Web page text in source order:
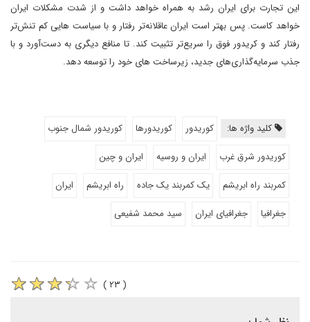
این تجارت برای ایران رشد به همراه خواهد داشت و از شدت مشکلات ایران
خواهد کاست. پس بهتر است ایران عاقلانه‌تر رفتار و با سیاست هایی کم تنش‌تر
رفتار کند و کریدور فوق را سریع‌تر تثبیت کند. تا منافع دیگری به دست‌آورد و با
جذب سرمایه‌گذاری‌های جدید، زیرساخت های خود را توسعه دهد.
کلید واژه ها: کوریدور کوریدورها
کوریدور شمال جنوب
کوریدور شرق غرب
ایران و روسیه
ایران و چین
کمربند راه ابریشم
یک کمربند یک جاده راه ابریشم
ایران
جغرافیا
جغرافیای ایران سید محمد شفیعی
( ۲۳ )